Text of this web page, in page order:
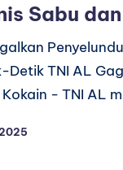
Sabu
TNI AL
- TNI AL